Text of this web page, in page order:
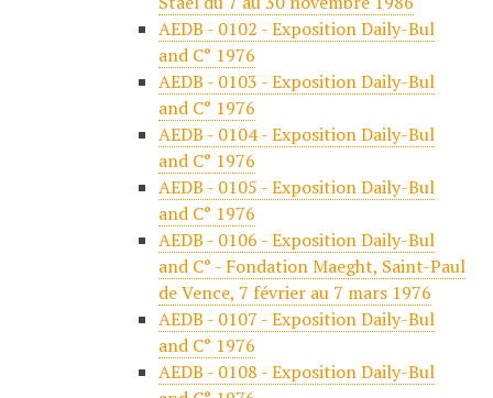
AEDB - 0102 - Exposition Daily-Bul
and C° 1976
AEDB - 0103 - Exposition Daily-Bul
and C° 1976
AEDB - 0104 - Exposition Daily-Bul
and C° 1976
AEDB - 0105 - Exposition Daily-Bul
and C° 1976
AEDB - 0106 - Exposition Daily-Bul
and C° - Fondation Maeght, Saint-Paul
de Vence, 7 février au 7 mars 1976
AEDB - 0107 - Exposition Daily-Bul
and C° 1976
AEDB - 0108 - Exposition Daily-Bul